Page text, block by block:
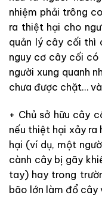
nhiệm phải trông
ra thiệt hại cho
quản lý cây cối thì
nguy cơ cây cối có
người xung quanh
chưa được chặt…
+ Chủ sở hữu cây
nếu thiệt hại xảy
hại (ví dụ, một
cành cây bị gãy
tay) hay trong
bão lớn làm đổ cây